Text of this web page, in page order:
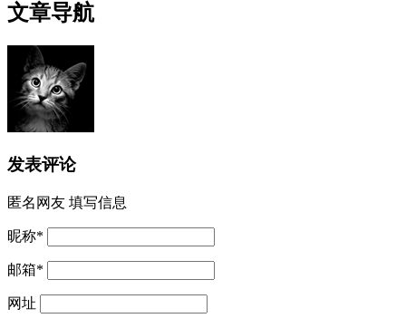
文章导航
发表评论
匿名网友 填写信息
昵称*
邮箱*
网址